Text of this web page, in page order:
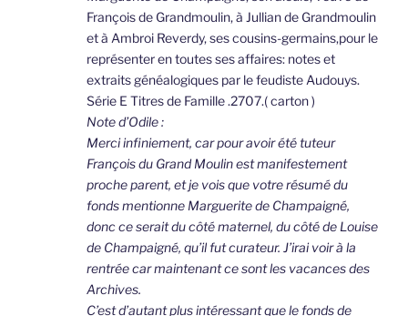
François de Grandmoulin, à Jullian de Grandmoulin
et à Ambroi Reverdy, ses cousins-germains,pour le
représenter en toutes ses affaires: notes et
extraits généalogiques par le feudiste Audouys.
Série E Titres de Famille .2707.( carton )
Note d’Odile :
Merci infiniement, car pour avoir été tuteur
François du Grand Moulin est manifestement
proche parent, et je vois que votre résumé du
fonds mentionne Marguerite de Champaigné,
donc ce serait du côté maternel, du côté de Louise
de Champaigné, qu’il fut curateur. J’irai voir à la
rentrée car maintenant ce sont les vacances des
Archives.
C’est d’autant plus intéressant que le fonds de